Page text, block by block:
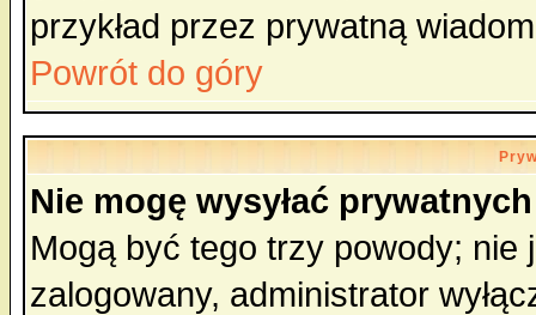
przykład przez prywatną
Powrót do góry
Nie mogę wysyłać
Mogą być tego trzy powody;
zalogowany, administrator